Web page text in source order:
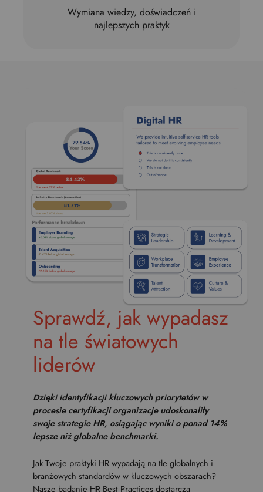
Wymiana wiedzy, doświadczeń i
najlepszych praktyk
Sprawdź, jak wypadasz
na tle światowych
liderów
Dzięki identyfikacji kluczowych priorytetów w
procesie certyfikacji organizacje udoskonaliły
swoje strategie HR, osiągając wyniki o ponad 14%
lepsze niż globalne benchmarki.
Jak Twoje praktyki HR wypadają na tle globalnych i
branżowych standardów w kluczowych obszarach?
Nasze badanie HR Best Practices dostarcza